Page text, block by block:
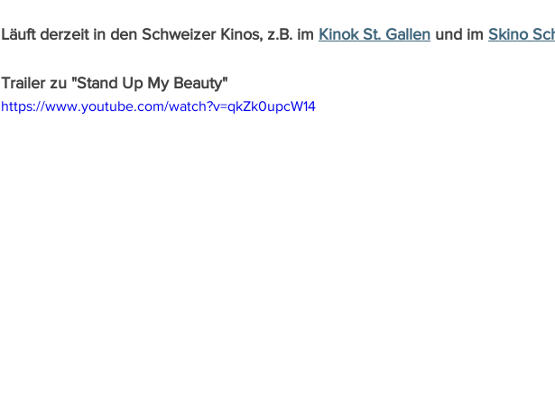
Läuft derzeit in den Schweizer Kinos, z.B. im Kinok St. Gallen und im Skino
Trailer zu "Stand Up My Beauty"
https://www.youtube.com/watch?v=qkZk0upcW14